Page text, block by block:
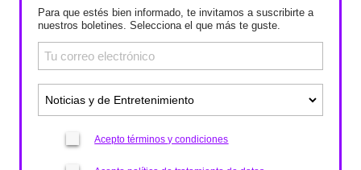
Para que estés bien informado, te invitamos a suscribirte a
nuestros boletines. Selecciona el que más te guste.
Acepto términos y condiciones